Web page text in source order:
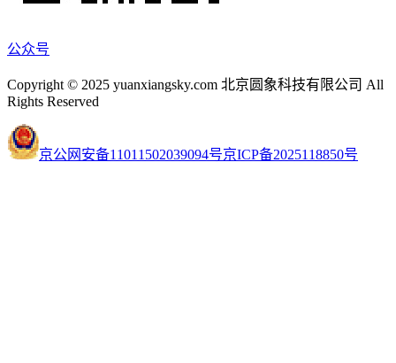
公众号
Copyright © 2025 yuanxiangsky.com 北京圆象科技有限公司 All
Rights Reserved
京公网安备11011502039094号京ICP备2025118850号